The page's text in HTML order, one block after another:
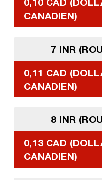
CANADIEN)
7 INR
0,11 CAD
CANADIEN)
8 INR
0,13 CAD
CANADIEN)